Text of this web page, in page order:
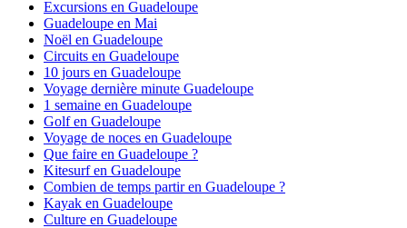
Excursions en Guadeloupe
Guadeloupe en Mai
Noël en Guadeloupe
Circuits en Guadeloupe
10 jours en Guadeloupe
Voyage dernière minute Guadeloupe
1 semaine en Guadeloupe
Golf en Guadeloupe
Voyage de noces en Guadeloupe
Que faire en Guadeloupe ?
Kitesurf en Guadeloupe
Combien de temps partir en Guadeloupe ?
Kayak en Guadeloupe
Culture en Guadeloupe